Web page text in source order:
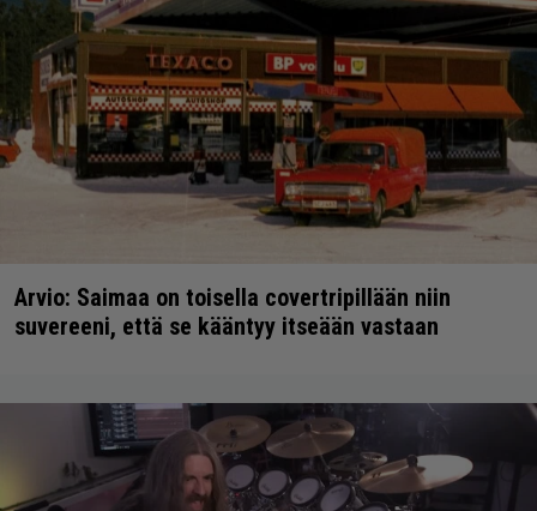
Arvio: Saimaa on toisella covertripillään niin
suvereeni, että se kääntyy itseään vastaan